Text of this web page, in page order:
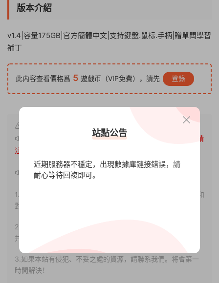
版本介紹
v1.4|容量175GB|官方簡體中文|支持鍵盤.鼠标.手柄|贈單闆學習
補丁
此内容查看價格爲 5 遊戲币（VIP免費），請先 登錄
http://www.xdgameo.com/4631.html
，轉載請
注明出處。
聲明：
1.本站部分内容轉載自其它媒體，但并不代表本站贊同其觀點和
對其真實性負責。
2.若您需要商業運營或用于其他商業活動，請您購買正版授權
并合法使用。
3.如果本站有侵犯、不妥之處的資源，請聯系我們。将會第一
時間解決！
站點公告
近期服務器不穩定，出現數據庫鏈接錯誤，請
耐心等待回複即可。